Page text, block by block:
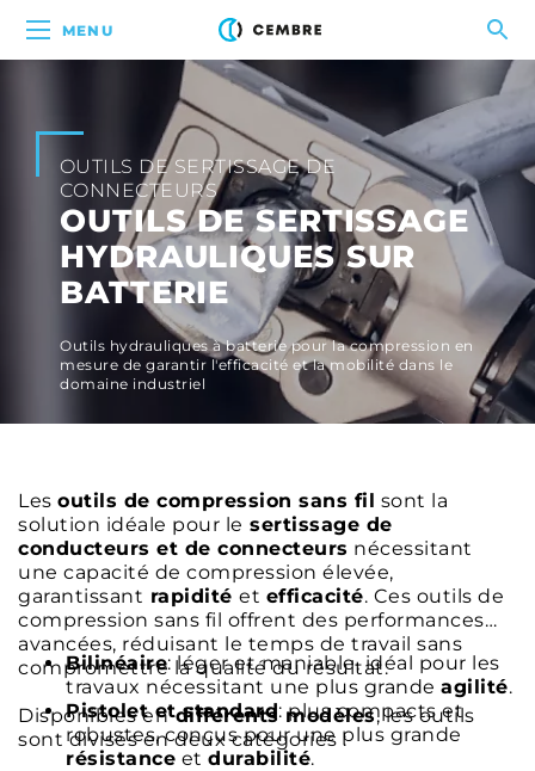
MENU
OUTILS DE SERTISSAGE DE
CONNECTEURS
OUTILS DE SERTISSAGE
HYDRAULIQUES SUR
BATTERIE
Outils hydrauliques à batterie pour la compression en
mesure de garantir l'efficacité et la mobilité dans le
domaine industriel
Les outils de compression sans fil sont la
solution idéale pour le sertissage de
conducteurs et de connecteurs nécessitant
une capacité de compression élevée,
garantissant rapidité et efficacité. Ces outils de
compression sans fil offrent des performances
avancées, réduisant le temps de travail sans
compromettre la qualité du résultat.
Disponibles endifférents modèles, les outils
sont divisés en deux catégories :
Bilinéaire: léger et maniable, idéal pour les
travaux nécessitant une plus grande agilité.
Pistolet et standard: plus compacts et
robustes, conçus pour une plus grande
résistance et durabilité.